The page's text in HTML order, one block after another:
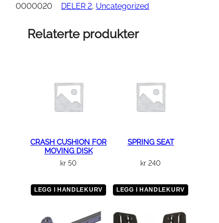
v
0000020
DELER 2, Uncategorized
Relaterte produkter
CRASH CUSHION FOR
MOVING DISK
kr 50
LEGG I HANDLEKURV
SPRING SEAT
kr 240
LEGG I HANDLEKURV